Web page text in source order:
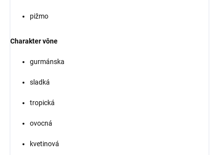
pižmo
Charakter vône
gurmánska
sladká
tropická
ovocná
kvetinová